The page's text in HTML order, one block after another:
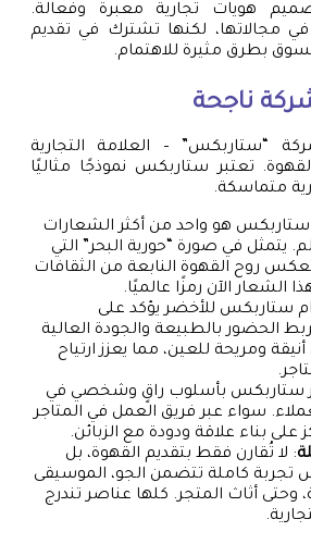
هويات تجارية معبرة وفعالة.
مجالاتها، لكنها تشترك في تقديم
بطرق مثيرة للاهتمام.
ناجحة
“ستاربكس” – العلامة التجارية
تعتبر ستاربكس نموذجًا مثاليًا
متماسكة.
هو واحد من أكثر الشعارات
يتمثل في صورة “حورية البحر” التي
روح القهوة النابعة من الثقافات
الشعار الآن رمزًا عالميًا.
ستاربكس للأخضر يؤكد على
الحضور بالطبيعة والجودة العالية
أنيقة ومريحة للعين، مما يعزز ارتياح
ستاربكس بأسلوب راقٍ وشخصي في
سواء عبر فريق العمل في المتاجر
على بناء علاقة ودودة مع الزبائن.
: لا تُقارن فقط بتقديم القهوة، بل
تجربة كاملة تتضمن الجو، الموسيقى
وحتى أثاث المتجر. كلها عناصر تندرج